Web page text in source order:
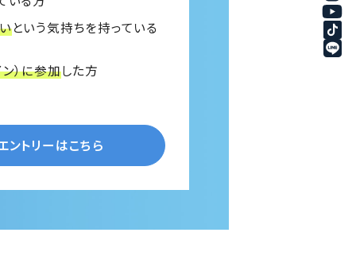
という気持ちを持っている
）に参加した方
ントリーはこちら